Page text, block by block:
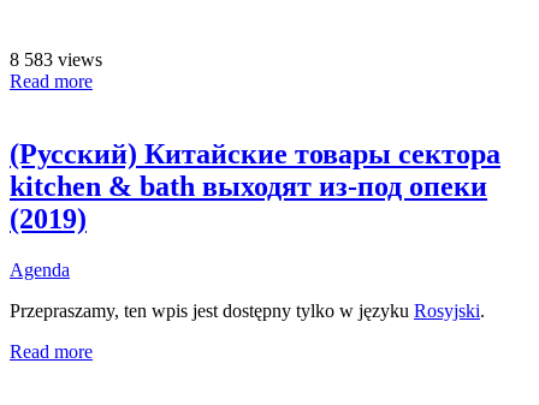
8 583 views
Read more
(Русский) Китайские товары сектора
kitchen & bath выходят из-под опеки
(2019)
Agenda
Przepraszamy, ten wpis jest dostępny tylko w języku Rosyjski.
Read more